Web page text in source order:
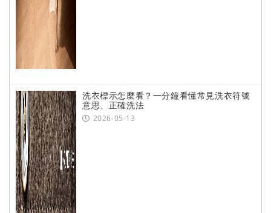
洗衣標示怎麼看？一分鐘看懂常見洗衣符號
意思、正確洗法
2026-05-13